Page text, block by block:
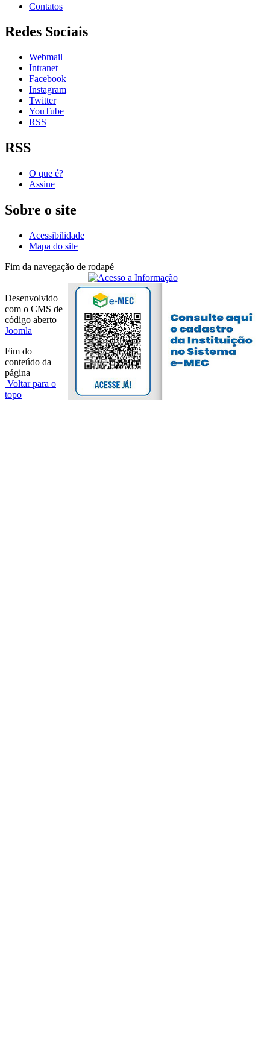
Contatos
Redes Sociais
Webmail
Intranet
Facebook
Instagram
Twitter
YouTube
RSS
RSS
O que é?
Assine
Sobre o site
Acessibilidade
Mapa do site
Fim da navegação de rodapé
Desenvolvido
com o CMS de
código aberto
Joomla
Fim do
conteúdo da
página
Voltar para o
topo